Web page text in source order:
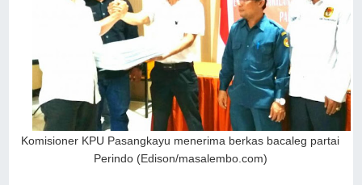
Komisioner KPU Pasangkayu menerima berkas bacaleg partai
Perindo (Edison/masalembo.com)